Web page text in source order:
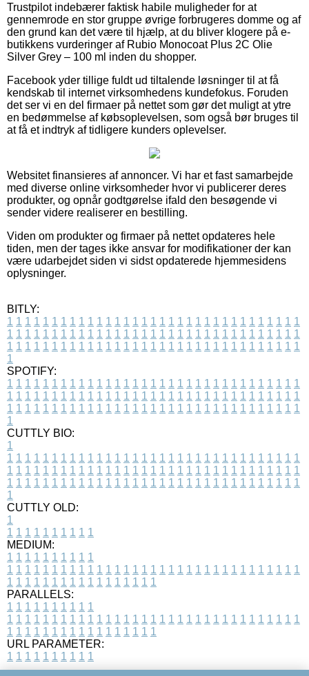
Trustpilot indebærer faktisk habile muligheder for at
gennemrode en stor gruppe øvrige forbrugeres domme og af
den grund kan det være til hjælp, at du bliver klogere på e-
butikkens vurderinger af Rubio Monocoat Plus 2C Olie
Silver Grey – 100 ml inden du shopper.
Facebook yder tillige fuldt ud tiltalende løsninger til at få
kendskab til internet virksomhedens kundefokus. Foruden
det ser vi en del firmaer på nettet som gør det muligt at ytre
en bedømmelse af købsoplevelsen, som også bør bruges til
at få et indtryk af tidligere kunders oplevelser.
Websitet finansieres af annoncer. Vi har et fast samarbejde
med diverse online virksomheder hvor vi publicerer deres
produkter, og opnår godtgørelse ifald den besøgende vi
sender videre realiserer en bestilling.
Viden om produkter og firmaer på nettet opdateres hele
tiden, men der tages ikke ansvar for modifikationer der kan
være udarbejdet siden vi sidst opdaterede hjemmesidens
oplysninger.
BITLY:
1 1 1 1 1 1 1 1 1 1 1 1 1 1 1 1 1 1 1 1 1 1 1 1 1 1 1 1 1 1 1 1 1
1 1 1 1 1 1 1 1 1 1 1 1 1 1 1 1 1 1 1 1 1 1 1 1 1 1 1 1 1 1 1 1 1
1 1 1 1 1 1 1 1 1 1 1 1 1 1 1 1 1 1 1 1 1 1 1 1 1 1 1 1 1 1 1 1 1
1
SPOTIFY:
1 1 1 1 1 1 1 1 1 1 1 1 1 1 1 1 1 1 1 1 1 1 1 1 1 1 1 1 1 1 1 1 1
1 1 1 1 1 1 1 1 1 1 1 1 1 1 1 1 1 1 1 1 1 1 1 1 1 1 1 1 1 1 1 1 1
1 1 1 1 1 1 1 1 1 1 1 1 1 1 1 1 1 1 1 1 1 1 1 1 1 1 1 1 1 1 1 1 1
1
CUTTLY BIO:
1
1 1 1 1 1 1 1 1 1 1 1 1 1 1 1 1 1 1 1 1 1 1 1 1 1 1 1 1 1 1 1 1 1
1 1 1 1 1 1 1 1 1 1 1 1 1 1 1 1 1 1 1 1 1 1 1 1 1 1 1 1 1 1 1 1 1
1 1 1 1 1 1 1 1 1 1 1 1 1 1 1 1 1 1 1 1 1 1 1 1 1 1 1 1 1 1 1 1 1
1
CUTTLY OLD:
1
1 1 1 1 1 1 1 1 1 1
MEDIUM:
1 1 1 1 1 1 1 1 1 1
1 1 1 1 1 1 1 1 1 1 1 1 1 1 1 1 1 1 1 1 1 1 1 1 1 1 1 1 1 1 1 1 1
1 1 1 1 1 1 1 1 1 1 1 1 1 1 1 1 1
PARALLELS:
1 1 1 1 1 1 1 1 1 1
1 1 1 1 1 1 1 1 1 1 1 1 1 1 1 1 1 1 1 1 1 1 1 1 1 1 1 1 1 1 1 1 1
1 1 1 1 1 1 1 1 1 1 1 1 1 1 1 1 1
URL PARAMETER:
1 1 1 1 1 1 1 1 1 1